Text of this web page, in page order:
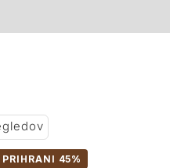
PRIHRANI 45%